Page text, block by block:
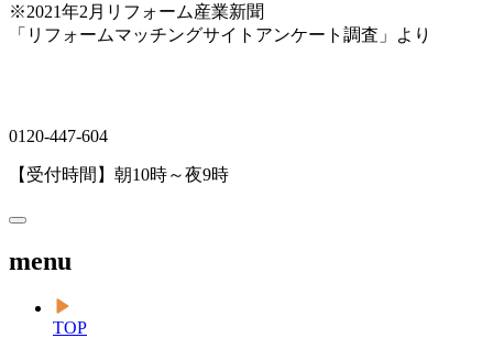
※2021年2月リフォーム産業新聞
「リフォームマッチングサイトアンケート調査」より
0120-447-604
【受付時間】朝10時～夜9時
menu
TOP